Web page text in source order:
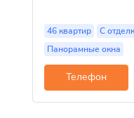
46 квартир С
Панорамные окна
Телефон